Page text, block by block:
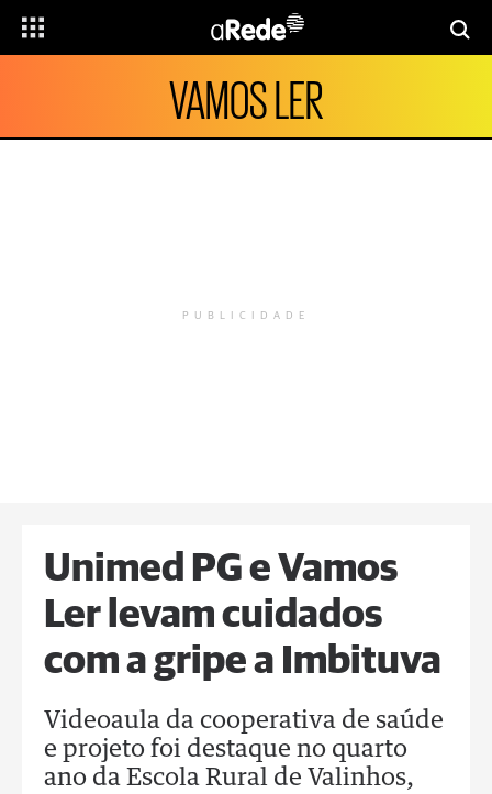
VAMOS LER
PUBLICIDADE
Unimed PG e Vamos
Ler levam cuidados
com a gripe a Imbituva
Videoaula da cooperativa de saúde
e projeto foi destaque no quarto
ano da Escola Rural de Valinhos,